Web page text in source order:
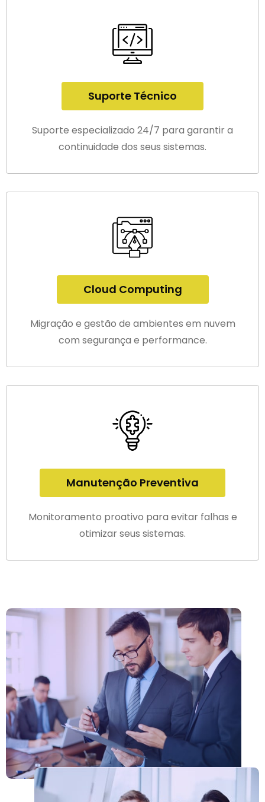
Suporte Técnico
Suporte especializado 24/7 para garantir a
continuidade dos seus sistemas.
Cloud Computing
Migração e gestão de ambientes em nuvem
com segurança e performance.
Manutenção Preventiva
Monitoramento proativo para evitar falhas e
otimizar seus sistemas.